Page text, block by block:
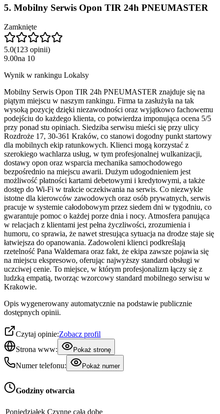
5. Mobilny Serwis Opon TIR 24h PNEUMASTER
Zamknięte
5.0(123 opinii)
9.00na 10
Wynik w rankingu Lokalsy
Mobilny Serwis Opon TIR 24h PNEUMASTER znajduje się na
piątym miejscu w naszym rankingu. Firma ta zasłużyła na tak
wysoką pozycję dzięki niezawodności oraz wyjątkowo fachowemu
podejściu do każdego klienta, co potwierdza imponująca ocena 5/5
przy ponad stu opiniach. Siedziba serwisu mieści się przy ulicy
Rozdroże 17, 30-361 Kraków, co stanowi dogodny punkt startowy
dla mobilnych ekip ratunkowych. Klienci mogą korzystać z
szerokiego wachlarza usług, w tym profesjonalnej wulkanizacji,
dostawy opon oraz wsparcia mechanika samochodowego
bezpośrednio na miejscu awarii. Dużym udogodnieniem jest
możliwość płatności kartami debetowymi i kredytowymi, a także
dostęp do Wi-Fi w trakcie oczekiwania na serwis. Co niezwykle
istotne dla kierowców zawodowych oraz osób prywatnych, serwis
pracuje w systemie całodobowym przez siedem dni w tygodniu, co
gwarantuje pomoc o każdej porze dnia i nocy. Atmosfera panująca
w relacjach z klientami jest pełna życzliwości, zrozumienia i
humoru, co sprawia, że nawet stresująca sytuacja na drodze staje się
łatwiejsza do opanowania. Zadowoleni klienci podkreślają
rzetelność Pana Waldemara oraz fakt, że ekipa zawsze pojawia się
na miejscu ekspresowo, oferując najwyższy standard obsługi w
uczciwej cenie. To miejsce, w którym profesjonalizm łączy się z
ludzką empatią, tworząc wzorcowy standard mobilnego serwisu w
Krakowie.
Opis wygenerowany automatycznie na podstawie publicznie
dostępnych opinii.
Czytaj opinie:Zobacz profil
Strona www:
Pokaż stronę
Numer telefonu: Pokaż numer
Godziny otwarcia
Poniedziałek Czynne całą dobę